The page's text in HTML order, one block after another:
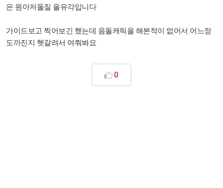
은 원아저돌질 올유각입니다
가이드보고 찍어보긴 했는데 음돌캐릭을 해본적이 없어서 어느정
도까진지 헷갈려서 여쭤봐요
0